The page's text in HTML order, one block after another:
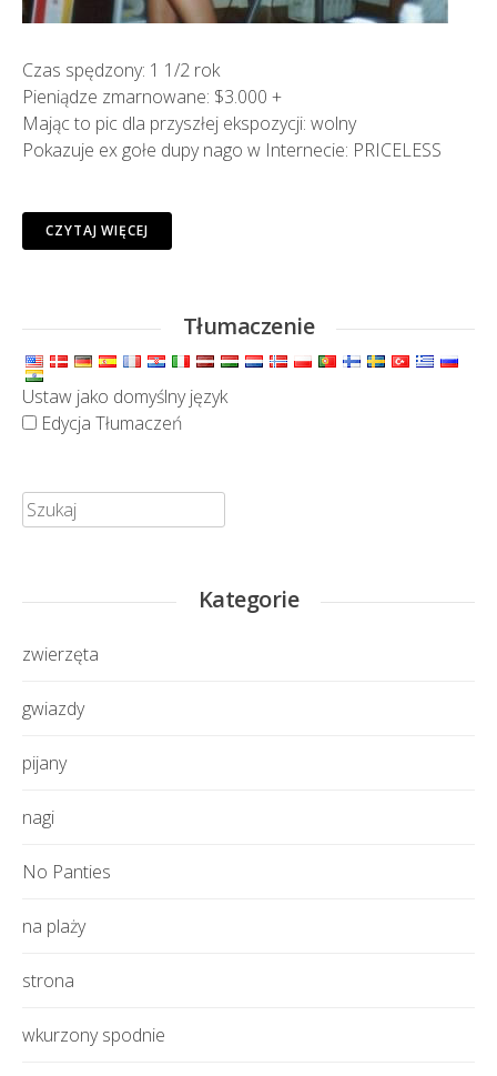
Czas spędzony: 1 1/2 rok
Pieniądze zmarnowane: $3.000 +
Mając to pic dla przyszłej ekspozycji: wolny
Pokazuje ex gołe dupy nago w Internecie: PRICELESS
CZYTAJ WIĘCEJ
Tłumaczenie
Ustaw jako domyślny język
Edycja Tłumaczeń
Szukaj:
Kategorie
zwierzęta
gwiazdy
pijany
nagi
No Panties
na plaży
strona
wkurzony spodnie